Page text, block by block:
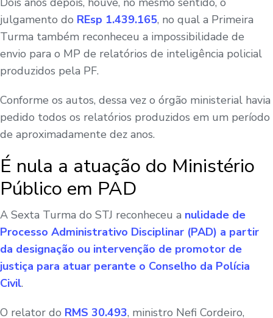
julgamento do REsp 1.439.165, no qual a Primeira
Turma também reconheceu a impossibilidade de
envio para o MP de relatórios de inteligência policial
produzidos pela PF.
Conforme os autos, dessa vez o órgão ministerial havia
pedido todos os relatórios produzidos em um período
de aproximadamente dez anos.
É nula a atuação do Ministério
Público em PAD
A Sexta Turma do STJ reconheceu a nulidade de
Processo Administrativo Disciplinar (PAD) a partir
da designação ou intervenção de promotor de
justiça para atuar perante o Conselho da Polícia
Civil.
O relator do RMS 30.493, ministro Nefi Cordeiro,